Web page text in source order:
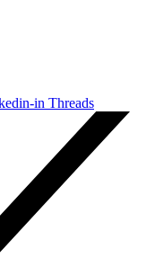
in Threads